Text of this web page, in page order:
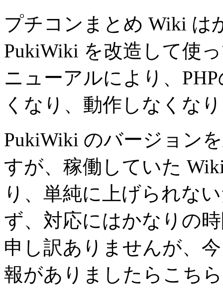
プチコンまとめ Wiki は
PukiWiki を改造して使
ニューアルにより、
くなり、動作しなくな
PukiWiki のバージョン
すが、稼働していた
り、単純に上げられな
ず、対応にはかなりの
申し訳ありませんが、
報がありましたらこち